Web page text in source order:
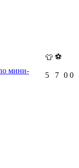
👕 ⚽
мини-
5 7 0 0